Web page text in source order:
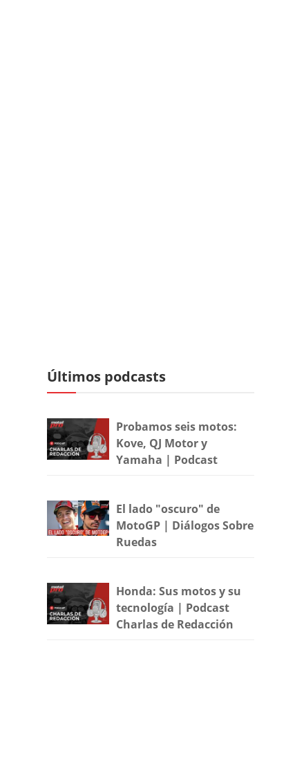
Últimos podcasts
Probamos seis motos:
Kove, QJ Motor y
Yamaha | Podcast
El lado "oscuro" de
MotoGP | Diálogos Sobre
Ruedas
Honda: Sus motos y su
tecnología | Podcast
Charlas de Redacción